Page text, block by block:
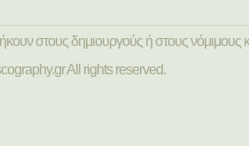
στους δημιουργούς ή στους νόμιμους
All rights reserved.